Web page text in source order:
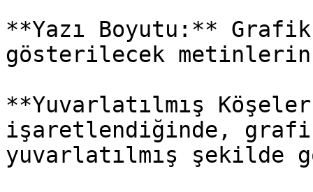
**Yazı Boyutu:**
gösterilecek
**Yuvarlatılmış
işaretlendiğinde,
yuvarlatılmış şekilde